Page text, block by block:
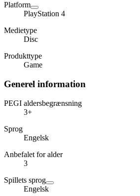
Platform
PlayStation 4
Medietype
Disc
Produkttype
Game
Generel information
PEGI aldersbegrænsning
3+
Sprog
Engelsk
Anbefalet for alder
3
Spillets sprog
Engelsk